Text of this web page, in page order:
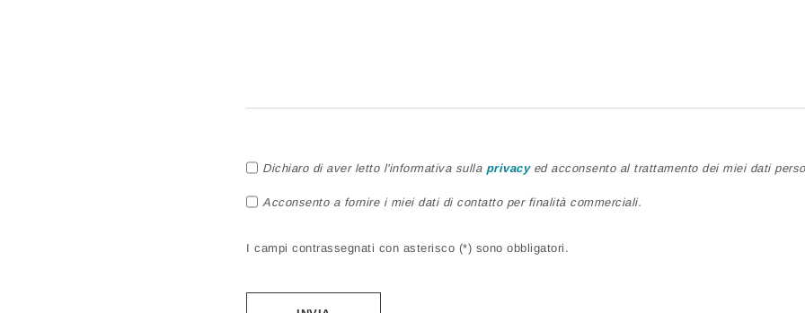
Dichiaro di aver letto l'informativa sulla privacyed acconsento al trattamento dei miei dati
Acconsento a fornire i miei dati di contatto per finalità commerciali.
I campi contrassegnati con asterisco (*) sono obbligatori.